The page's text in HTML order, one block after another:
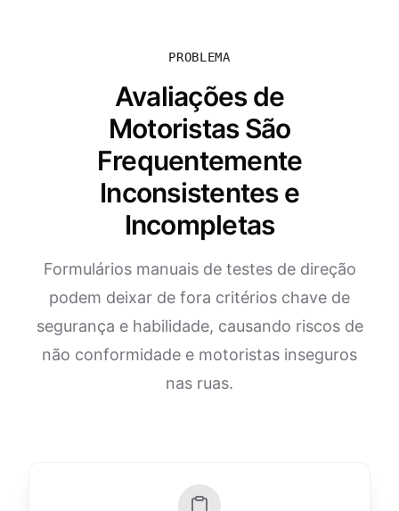
PROBLEMA
Avaliações de
Motoristas São
Frequentemente
Inconsistentes e
Incompletas
Formulários manuais de testes de direção
podem deixar de fora critérios chave de
segurança e habilidade, causando riscos de
não conformidade e motoristas inseguros
nas ruas.